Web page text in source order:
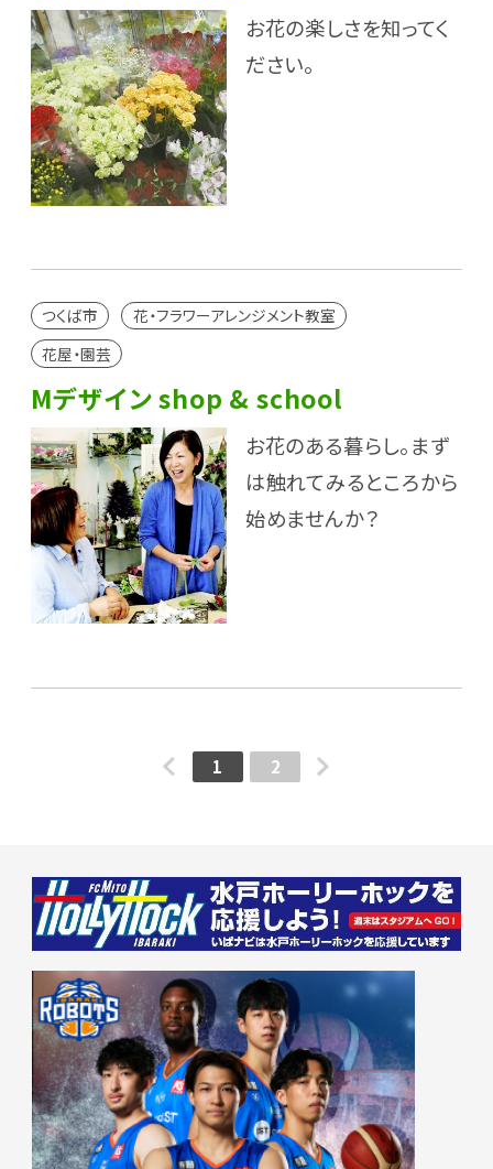
お花の楽しさを知ってく
ださい。
つくば市
花・フラワーアレンジメント教室
花屋・園芸
Mデザイン shop & school
お花のある暮らし。まず
は触れてみるところから
始めませんか？
1 2